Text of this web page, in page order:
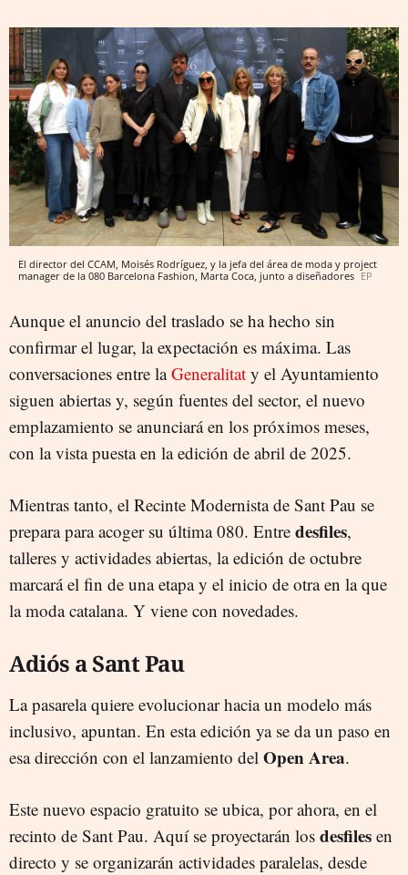
El director del CCAM, Moisés Rodríguez, y la jefa del área de moda y project
manager de la 080 Barcelona Fashion, Marta Coca, junto a diseñadores EP
Aunque el anuncio del traslado se ha hecho sin
confirmar el lugar, la expectación es máxima. Las
conversaciones entre laGeneralitat y el Ayuntamiento
siguen abiertas y, según fuentes del sector, el nuevo
emplazamiento se anunciará en los próximos meses,
con la vista puesta en la edición de abril de 2025.
Mientras tanto, el Recinte Modernista de Sant Pau se
prepara para acoger su última 080. Entre desfiles,
talleres y actividades abiertas, la edición de octubre
marcará el fin de una etapa y el inicio de otra en la que
la moda catalana. Y viene con novedades.
Adiós a Sant Pau
La pasarela quiere evolucionar hacia un modelo más
inclusivo, apuntan. En esta edición ya se da un paso en
esa dirección con el lanzamiento del Open Area.
Este nuevo espacio gratuito se ubica, por ahora, en el
recinto de Sant Pau. Aquí se proyectarán los desfiles en
directo y se organizarán actividades paralelas, desde